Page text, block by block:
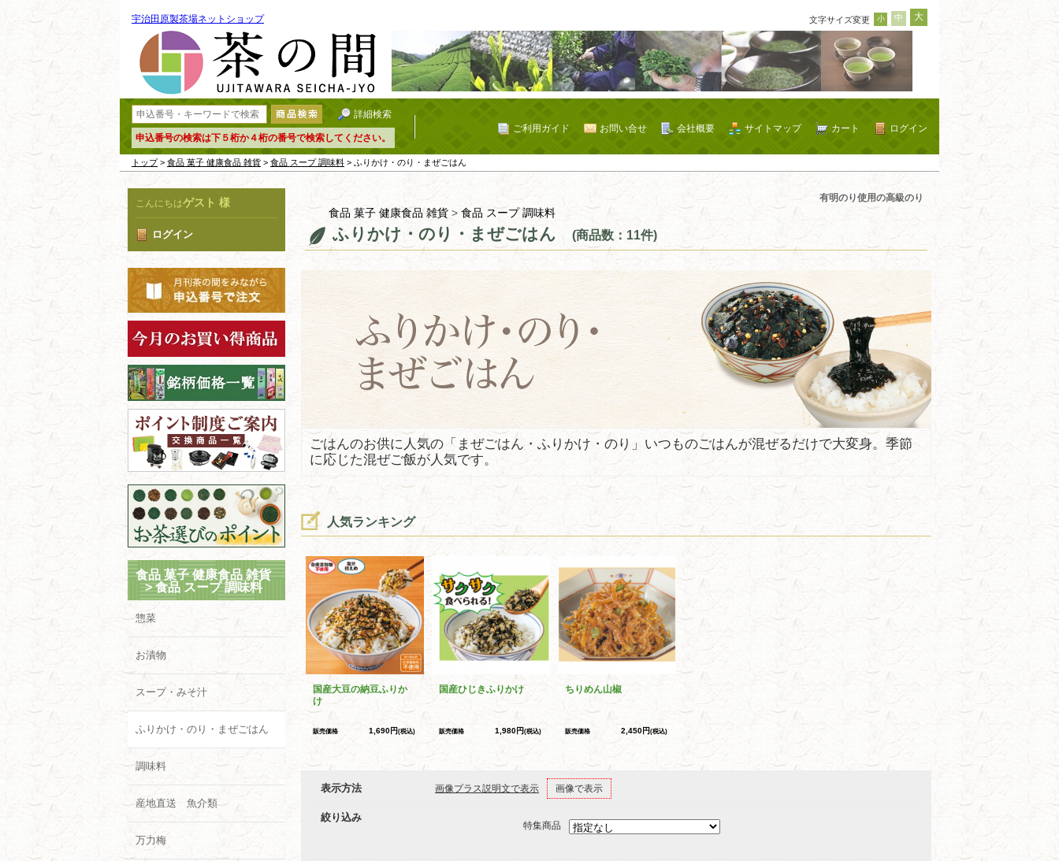
宇治田原製茶場ネットショップ 文字サイズ変更 小 中 大
詳細検索
申込番号の検索は下５桁か４桁の番号で検索してください。
ログイン
カート
サイトマップ
会社概要
お問い合せ
ご利用ガイド
トップ> 食品 菓子 健康食品 雑貨 > 食品 スープ 調味料 > ふりかけ・のり・まぜごはん
こんにちはゲスト 様
ログイン
食品 菓子 健康食品 雑貨
>食品 スープ 調味料
惣菜
お漬物
スープ・みそ汁
ふりかけ・のり・まぜごはん
調味料
産地直送 魚介類
万力梅
有明のり使用の高級のり
食品 菓子 健康食品 雑貨 > 食品 スープ 調味料
ふりかけ・のり・まぜごはん (商品数：11件)
ごはんのお供に人気の「まぜごはん・ふりかけ・のり」いつものごはんが混ぜるだけで大変身。季節
に応じた混ぜご飯が人気です。
人気ランキング
国産大豆の納豆ふりか
け
販売価格 1,690円(税込)
国産ひじきふりかけ
販売価格 1,980円(税込)
ちりめん山椒
販売価格 2,450円(税込)
表示方法 画像プラス説明文で表示 画像で表示
絞り込み
特集商品